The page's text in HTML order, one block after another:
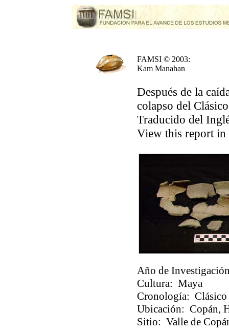
FAMSI © 2003:
Kam Manahan
Después de la
colapso del
Traducido del
View this report in
Año de
Cultura: Maya
Cronología: Clásico
Ubicación: Copán,
Sitio: Valle de